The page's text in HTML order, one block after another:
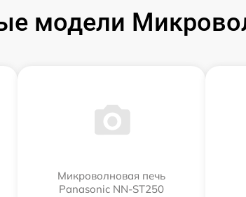
модели
Микроволновая печь
Panasonic NN-ST250